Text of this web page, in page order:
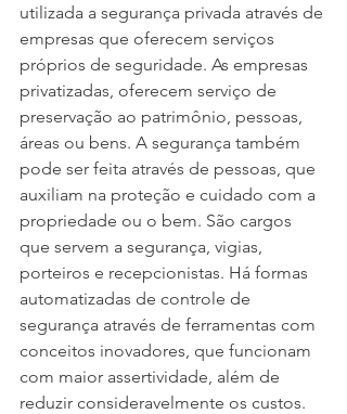
utilizada a segurança privada através de
empresas que oferecem serviços
próprios de seguridade. As empresas
privatizadas, oferecem serviço de
preservação ao patrimônio, pessoas,
áreas ou bens. A segurança também
pode ser feita através de pessoas, que
auxiliam na proteção e cuidado com a
propriedade ou o bem. São cargos
que servem a segurança, vigias,
porteiros e recepcionistas. Há formas
automatizadas de controle de
segurança através de ferramentas com
conceitos inovadores, que funcionam
com maior assertividade, além de
reduzir consideravelmente os custos.